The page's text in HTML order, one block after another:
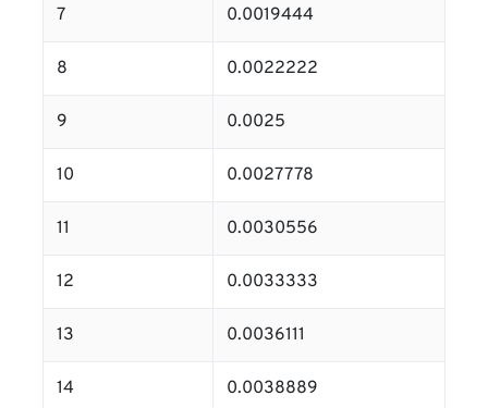
7 0.0019444
8 0.0022222
9 0.0025
10 0.0027778
11 0.0030556
12 0.0033333
13 0.0036111
14 0.0038889